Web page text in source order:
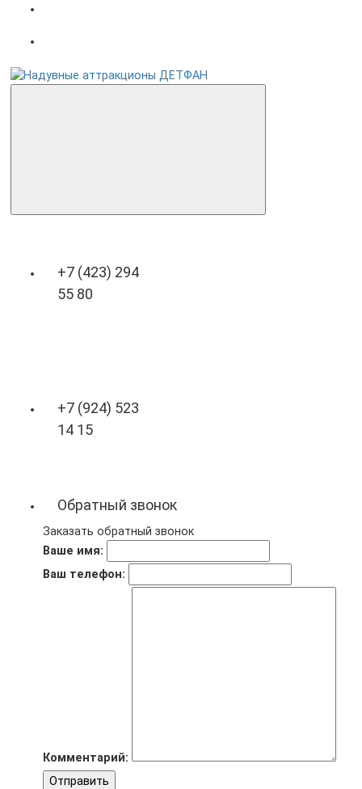
+7 (423) 294
55 80
+7 (924) 523
14 15
Обратный звонок
Заказать обратный звонок
Ваше имя:
Ваш телефон:
Комментарий:
Отправить